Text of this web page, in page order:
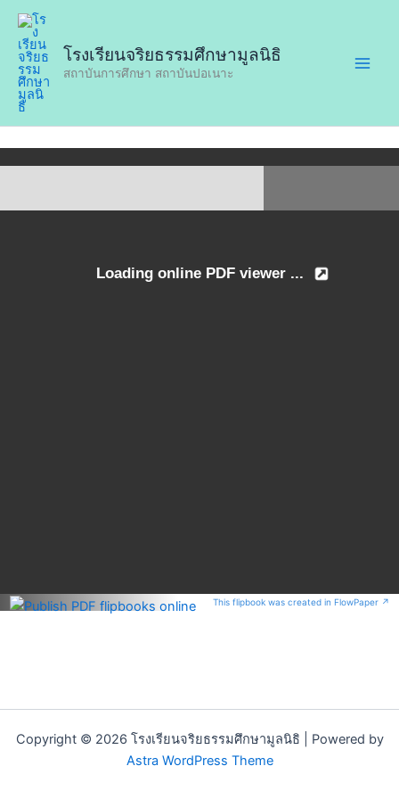
Skip
content
โรงเรียนจริยธรรมศึกษามูลนิธิ
สถาบันการศึกษา สถาบันปอเนาะ
This flipbook was created in FlowPaper ↗
Copyright © 2026 โรงเรียนจริยธรรมศึกษามูลนิธิ | Powered by
Astra WordPress Theme